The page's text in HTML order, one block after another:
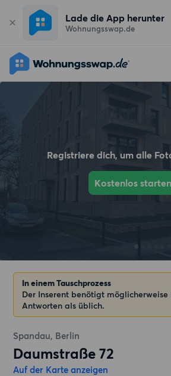
Lade die App herunter
Wohnungsswap.de
Registriere dich, um alle
Kostenlos starten
In einem Tauschprozess
Der Inserent benötigt möglicherweise
Antworten als üblich.
Spandau, Berlin
Daumstraße 72
Auf der Karte anzeigen